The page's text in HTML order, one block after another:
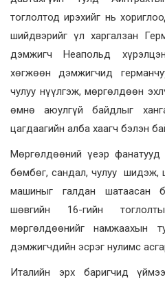
тоглолтод ирэхийг нь
шийдвэрийг үл харгалзан
дэмжигч Неапольд
хөгжөөн дэмжигчид
чулуу нүүлгэж, мөргөлдөөн
өмнө аюулгүй байдлыг
цагдаагийн алба хаагч бэлэн
Мөргөлдөөний үеэр
бөмбөг, сандал, чулуу шидэж,
машиныг галдан шатаасан
шөвгийн 16-гийн
мөргөлдөөнийг намжаахын
дэмжигчдийн эсрэг нулимс
Италийн эрх баригчид